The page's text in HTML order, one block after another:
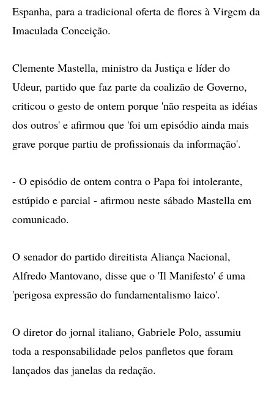
Espanha, para a tradicional oferta de flores à Virgem da
Imaculada Conceição.
Clemente Mastella, ministro da Justiça e líder do
Udeur, partido que faz parte da coalizão de Governo,
criticou o gesto de ontem porque 'não respeita as idéias
dos outros' e afirmou que 'foi um episódio ainda mais
grave porque partiu de profissionais da informação'.
- O episódio de ontem contra o Papa foi intolerante,
estúpido e parcial - afirmou neste sábado Mastella em
comunicado.
O senador do partido direitista Aliança Nacional,
Alfredo Mantovano, disse que o 'Il Manifesto' é uma
'perigosa expressão do fundamentalismo laico'.
O diretor do jornal italiano, Gabriele Polo, assumiu
toda a responsabilidade pelos panfletos que foram
lançados das janelas da redação.